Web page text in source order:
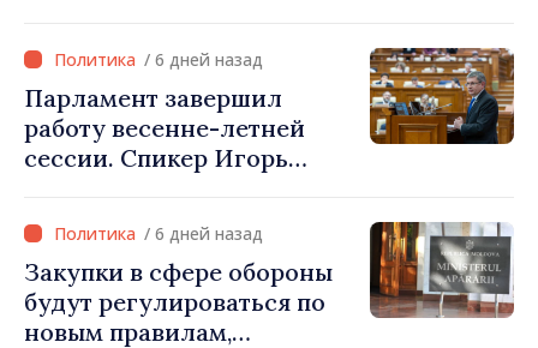
Молдова должна занять
своё место в Европейском
союзе»
/ 6 дней назад
Парламент завершил
работу весенне-летней
сессии. Спикер Игорь
внеочередном заседании
24 августа»/ 6 дней назад
Закупки в сфере обороны
будут регулироваться по
новым правилам,